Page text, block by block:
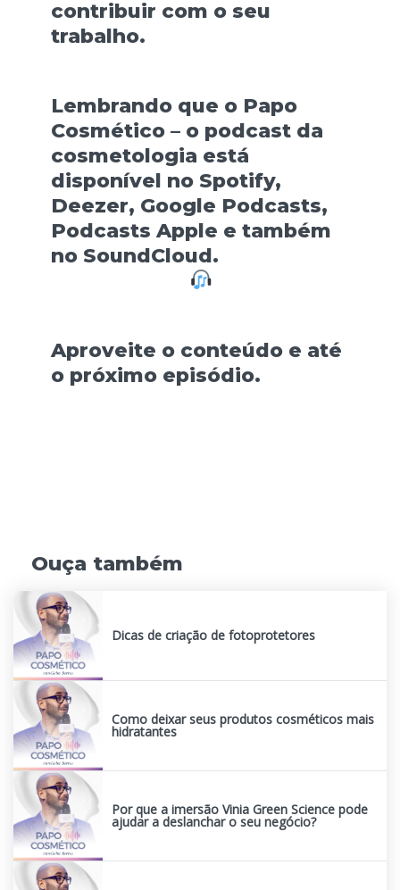
contribuir com o seu
trabalho.
Lembrando que o Papo
Cosmético – o podcast da
cosmetologia está
disponível no Spotify,
Deezer, Google Podcasts,
Podcasts Apple e também
no SoundCloud.
Aproveite o conteúdo e até
o próximo episódio.
Ouça também
Dicas de criação de fotoprotetores
Como deixar seus produtos cosméticos mais
hidratantes
Por que a imersão Vinia Green Science pode
ajudar a deslanchar o seu negócio?